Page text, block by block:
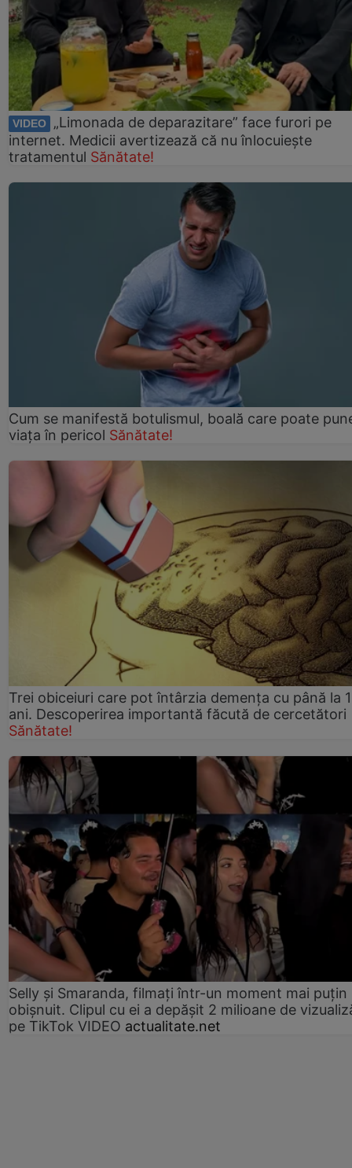
VIDEO
„Limonada de deparazitare” face furori pe
internet. Medicii avertizează că nu înlocuiește
tratamentul Sănătate!
Cum se manifestă botulismul, boală care poate
viaţa în pericol Sănătate!
Trei obiceiuri care pot întârzia demența cu până la
ani. Descoperirea importantă făcută de cercetători
Sănătate!
Selly și Smaranda, filmați într-un moment mai puțin
obișnuit. Clipul cu ei a depășit 2 milioane de
pe TikTok VIDEO actualitate.net